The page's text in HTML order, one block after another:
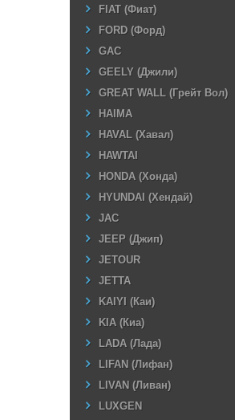
FIAT (Фиат)
FORD (Форд)
GAC
GEELY (Джили)
GREAT WALL (Грейт Вол)
HAIMA
HAVAL (Хавал)
HAWTAI
HONDA (Хонда)
HYUNDAI (Хендай)
JAC
JEEP (Джип)
JETOUR
JETTA
KAIYI (Каи)
KIA (Киа)
LADA (Лада)
LIFAN (Лифан)
LIVAN (Ливан)
LUXGEN